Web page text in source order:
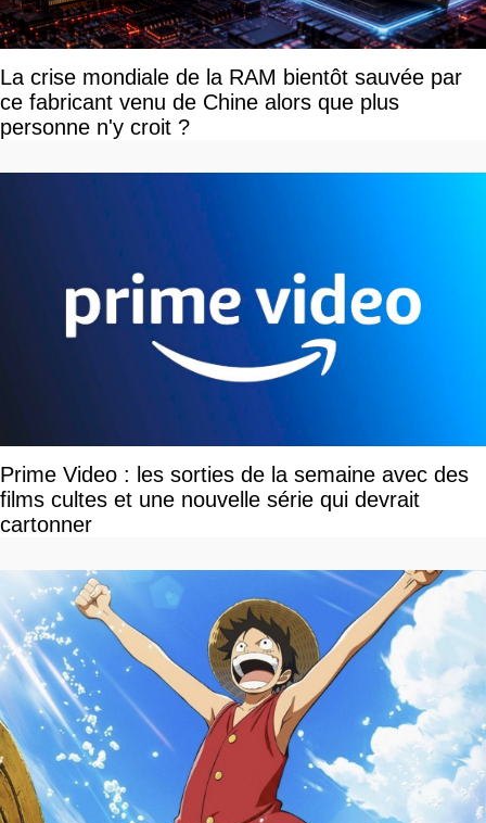
La crise mondiale de la RAM bientôt sauvée par
ce fabricant venu de Chine alors que plus
personne n'y croit ?
Prime Video : les sorties de la semaine avec des
films cultes et une nouvelle série qui devrait
cartonner